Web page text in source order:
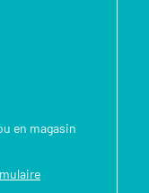
en magasin